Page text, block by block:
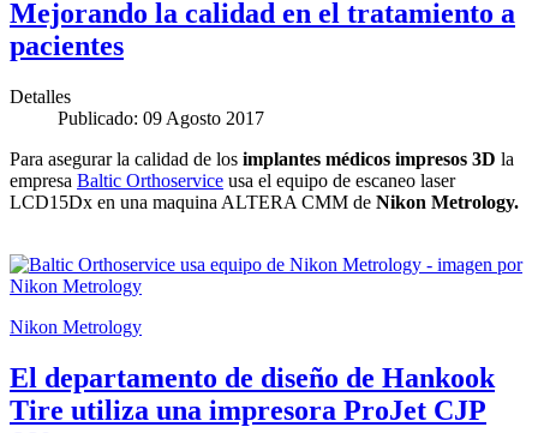
Mejorando la calidad en el tratamiento a
pacientes
Detalles
Publicado: 09 Agosto 2017
Para asegurar la calidad de los implantes médicos impresos 3D la
empresa Baltic Orthoservice usa el equipo de escaneo laser
LCD15Dx en una maquina ALTERA CMM de Nikon Metrology.
Nikon Metrology
El departamento de diseño de Hankook
Tire utiliza una impresora ProJet CJP